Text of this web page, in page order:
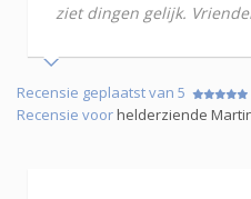
ziet dingen gelijk.
Recensie geplaatst van 5
Recensie voorhelderziende